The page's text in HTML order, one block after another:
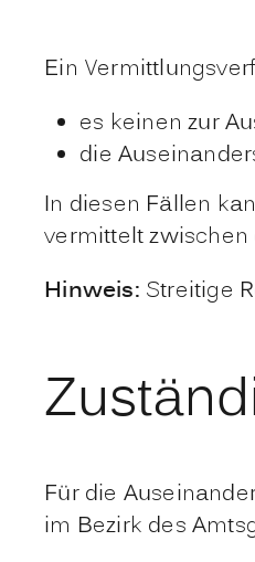
Ein
es keinen zur
die
In diesen Fällen
vermittelt
Hinweis: Streitige
Für die
im Bezirk des